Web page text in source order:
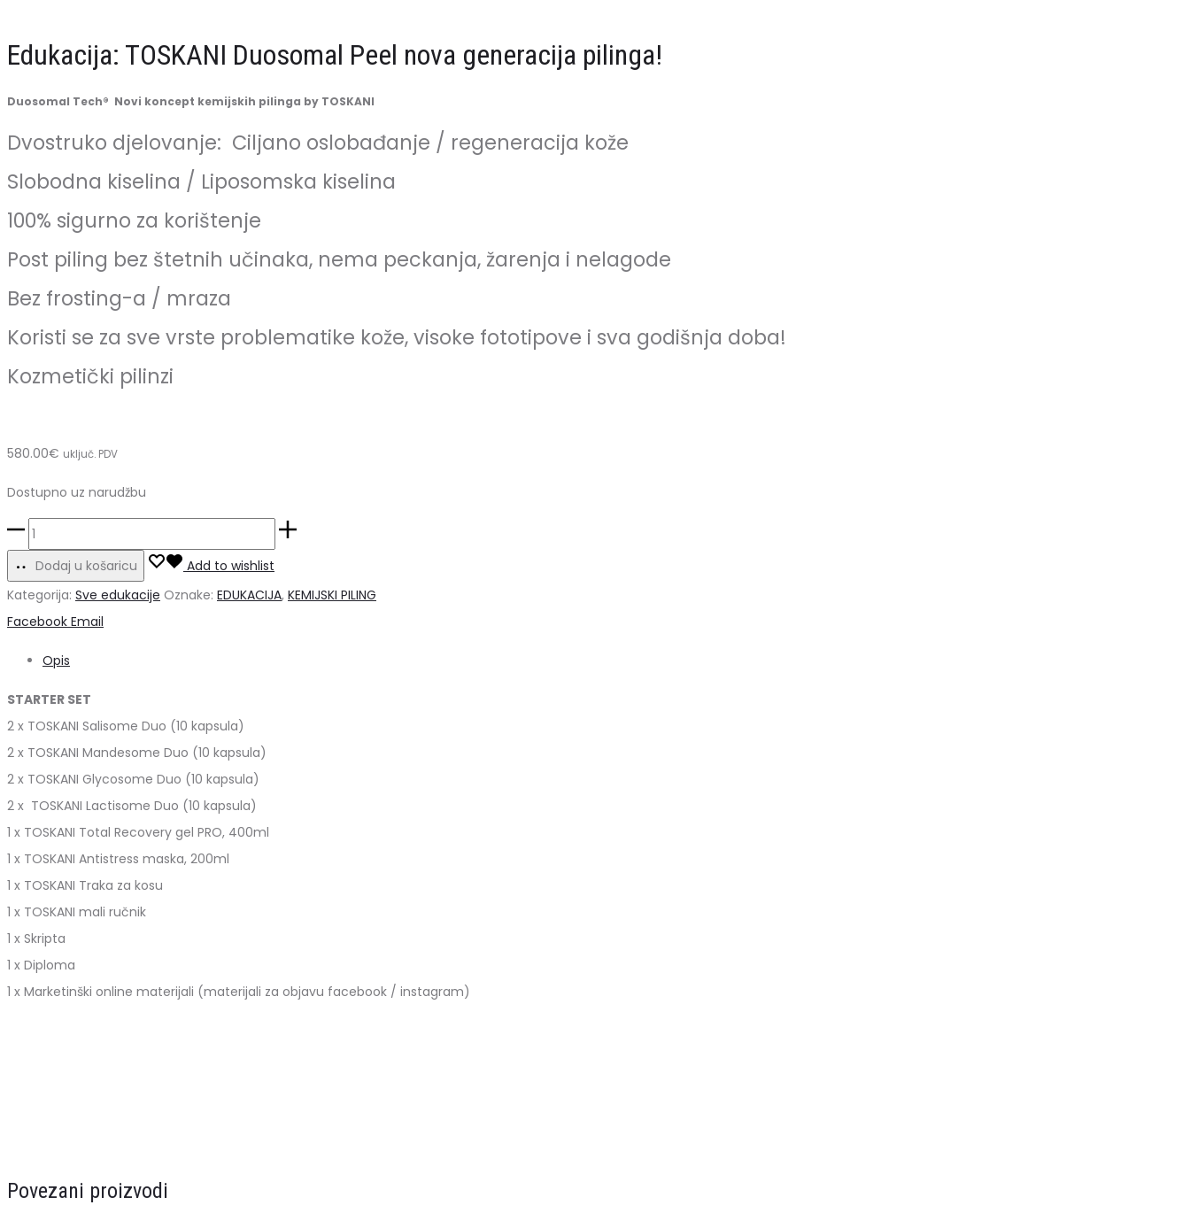
piling
paketom
proizvoda
Edukacija: TOSKANI Duosomal Peel nova generacija pilinga!
Duosomal Tech® Novi koncept kemijskih pilinga by TOSKANI
Dvostruko djelovanje: Ciljano oslobađanje / regeneracija kože
Slobodna kiselina / Liposomska kiselina
100% sigurno za korištenje
Post piling bez štetnih učinaka, nema peckanja, žarenja i nelagode
Bez frosting-a / mraza
Koristi se za sve vrste problematike kože, visoke fototipove i sva godišnja doba!
Kozmetički pilinzi
580.00€ uključ. PDV
Dostupno uz narudžbu
Edukacija:
TOSKANI
Duosomal
generacija
Dodaj u košaricu
Add to wishlist
Kategorija: Sve edukacije Oznake: EDUKACIJA, KEMIJSKI PILING
Share
Facebook Email
Opis
STARTER SET
2 x TOSKANI Salisome Duo (10 kapsula)
2 x TOSKANI Mandesome Duo (10 kapsula)
2 x TOSKANI Glycosome Duo (10 kapsula)
2 x TOSKANI Lactisome Duo (10 kapsula)
1 x TOSKANI Total Recovery gel PRO, 400ml
1 x TOSKANI Antistress maska, 200ml
1 x TOSKANI Traka za kosu
1 x TOSKANI mali ručnik
1 x Skripta
1 x Diploma
1 x Marketinški online materijali (materijali za objavu facebook / instagram)
Povezani proizvodi